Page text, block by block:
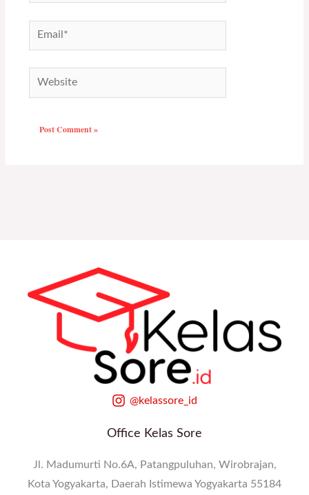
Email*
Website
@kelassore_id
Office Kelas Sore
Jl. Madumurti No.6A, Patangpuluhan, Wirobrajan,
Kota Yogyakarta, Daerah Istimewa Yogyakarta 55184